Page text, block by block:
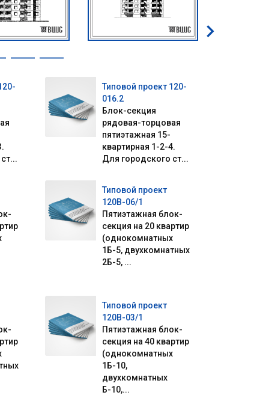
Типовой проект 120-
016.2
Блок-секция
рядовая-торцовая
пятиэтажная 15-
квартирная 1-2-4.
Для городского ст...
Типовой проект
120В-06/1
Пятиэтажная блок-
секция на 20 квартир
(однокомнатных
1Б-5, двухкомнатных
2Б-5, ...
Типовой проект
120В-03/1
Пятиэтажная блок-
секция на 40 квартир
(однокомнатных
1Б-10,
двухкомнатных
Б-10,...